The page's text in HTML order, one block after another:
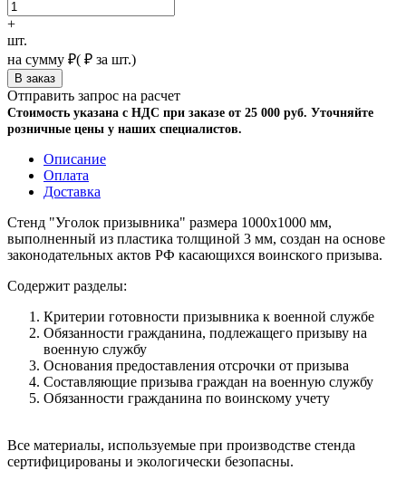
+
шт.
на сумму ₽( ₽ за шт.)
Отправить запрос на расчет
Стоимость указана с НДС при заказе от 25 000 руб. Уточняйте
розничные цены у наших специалистов.
Описание
Оплата
Доставка
Стенд "Уголок призывника" размера 1000х1000 мм,
выполненный из пластика толщиной 3 мм, создан на основе
законодательных актов РФ касающихся воинского призыва.
Содержит разделы:
Критерии готовности призывника к военной службе
Обязанности гражданина, подлежащего призыву на
военную службу
Основания предоставления отсрочки от призыва
Составляющие призыва граждан на военную службу
Обязанности гражданина по воинскому учету
Все материалы, используемые при производстве стенда
сертифицированы и экологически безопасны.